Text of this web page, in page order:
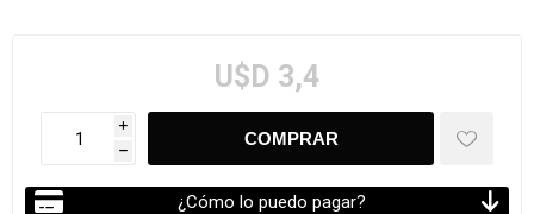
U$D 3,4
i
h
¿Cómo lo puedo pagar?